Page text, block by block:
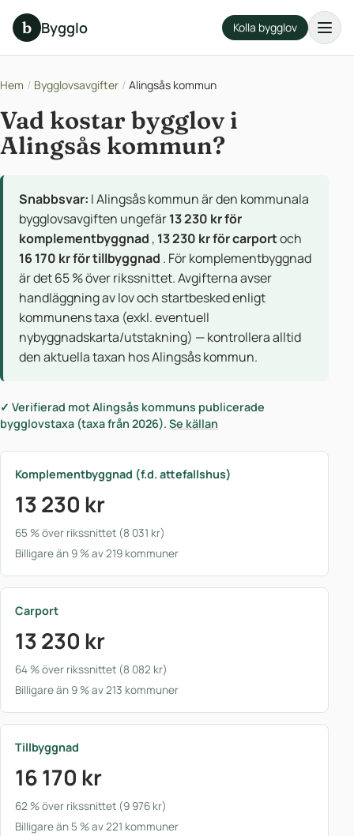
b Bygglo Kolla bygglov
Hem / Bygglovsavgifter / Alingsås kommun
Vad kostar bygglov i
Alingsås kommun?
Snabbsvar: I Alingsås kommun är den kommunala
bygglovsavgiften ungefär13 230 kr för
komplementbyggnad , 13 230 kr för carportoch
16 170 kr för tillbyggnad . För komplementbyggnad
är det 65 % över rikssnittet. Avgifterna avser
handläggning av lov och startbesked enligt
kommunens taxa (exkl. eventuell
nybyggnadskarta/utstakning) — kontrollera alltid
den aktuella taxan hos Alingsås kommun.
✓ Verifierad mot Alingsås kommuns publicerade
bygglovstaxa (taxa från 2026). Se källan
Komplementbyggnad (f.d. attefallshus)
13 230 kr
65 % över rikssnittet (8 031 kr)
Billigare än 9 % av 219 kommuner
Carport
13 230 kr
64 % över rikssnittet (8 082 kr)
Billigare än 9 % av 213 kommuner
Tillbyggnad
16 170 kr
62 % över rikssnittet (9 976 kr)
Billigare än 5 % av 221 kommuner